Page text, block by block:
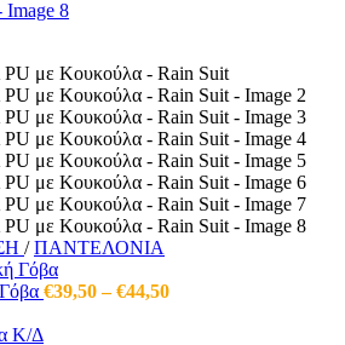
/ ΠΑΝΤΕΛΟΝΙΑ
€39,50 – €44,50Price